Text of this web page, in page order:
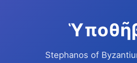
Stephanos of